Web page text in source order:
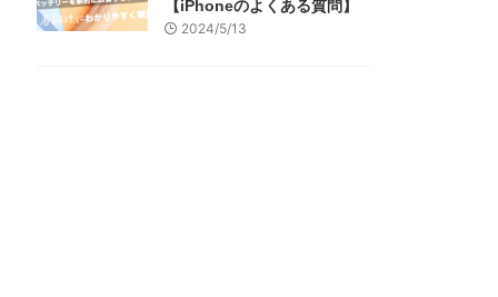
【iPhoneのよくある質問】
2024/5/13